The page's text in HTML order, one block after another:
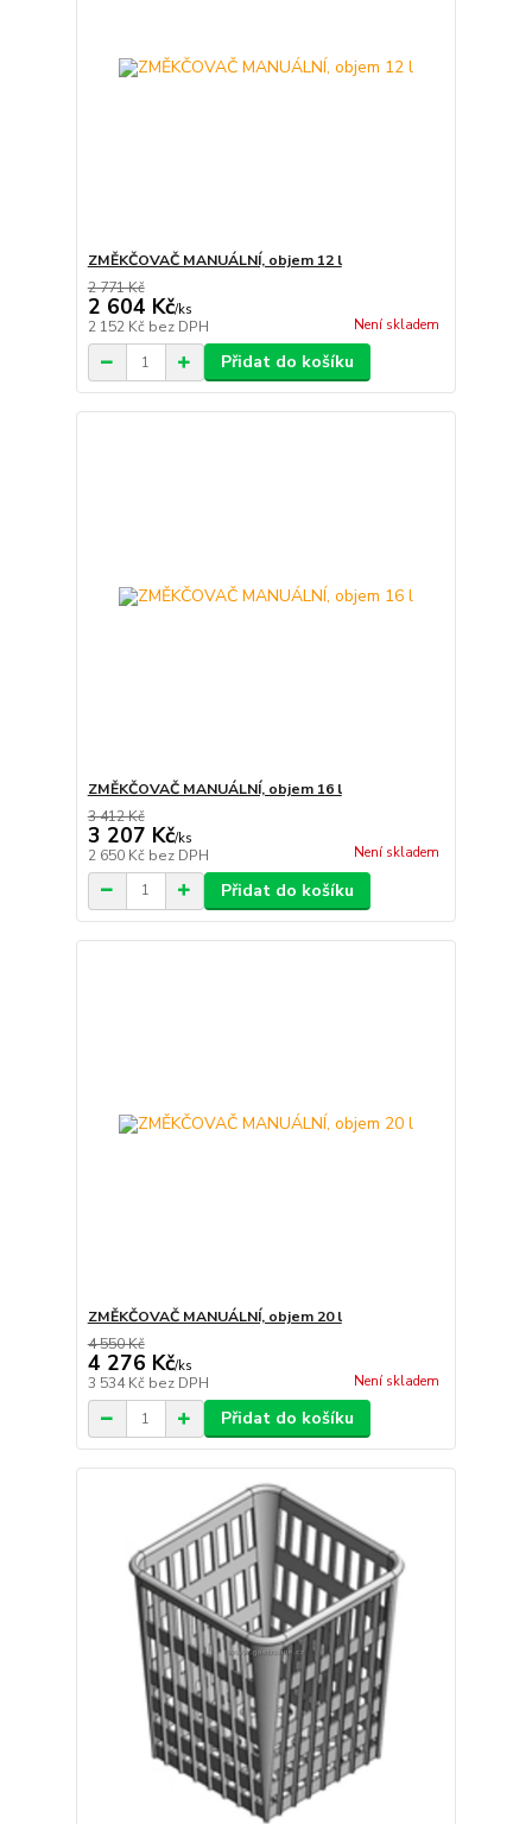
ZMĚKČOVAČ MANUÁLNÍ, objem 12 l
2 771 Kč
2 604 Kč/ks
2 152 Kč bez DPH Není skladem
Přidat do košíku
ZMĚKČOVAČ MANUÁLNÍ, objem 16 l
3 412 Kč
3 207 Kč/ks
2 650 Kč bez DPH Není skladem
Přidat do košíku
ZMĚKČOVAČ MANUÁLNÍ, objem 20 l
4 550 Kč
4 276 Kč/ks
3 534 Kč bez DPH Není skladem
Přidat do košíku